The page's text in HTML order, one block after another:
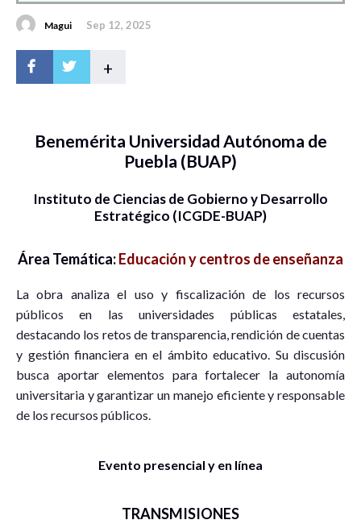
Magui Sep 12, 2025
+
Benemérita Universidad Autónoma de
Puebla (BUAP)
Instituto de Ciencias de Gobierno y Desarrollo
Estratégico (ICGDE-BUAP)
Área Temática:Educación y centros de enseñanza
La obra analiza el uso y fiscalización de los recursos
públicos en las universidades públicas estatales,
destacando los retos de transparencia, rendición de cuentas
y gestión financiera en el ámbito educativo. Su discusión
busca aportar elementos para fortalecer la autonomía
universitaria y garantizar un manejo eficiente y responsable
de los recursos públicos.
Evento presencial y en línea
TRANSMISIONES